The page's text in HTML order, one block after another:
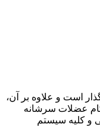
است و علاوه بر آن،
عضلات سرشانه
و کلیه سیستم